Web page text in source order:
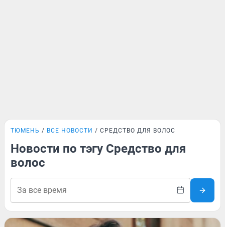
ТЮМЕНЬ ВСЕ НОВОСТИ СРЕДСТВО ДЛЯ ВОЛОС
Новости по тэгу Средство для
волос